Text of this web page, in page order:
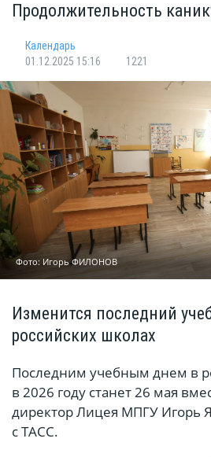
Продолжительность
Календарь
01.12.2025 15:16
1221
Фото: Игорь ФИЛОНОВ
Изменится последний
российских школах
Последним учебным днем в
в 2026 году станет 26 мая
директор Лицея МПГУ Игорь
с ТАСС.